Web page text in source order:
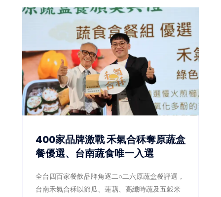
400家品牌激戰 禾氣合秝奪原蔬盒
餐優選、台南蔬食唯一入選
全台四百家餐飲品牌角逐二○二六原蔬盒餐評選，
台南禾氣合秝以節瓜、蓮藕、高纖時蔬及五穀米